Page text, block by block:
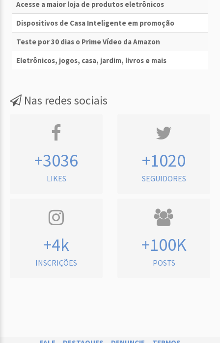
Acesse a maior loja de produtos eletrônicos
Dispositivos de Casa Inteligente em promoção
Teste por 30 dias o Prime Vídeo da Amazon
Eletrônicos, jogos, casa, jardim, livros e mais
Nas redes sociais
+3036
LIKES
+1020
SEGUIDORES
+4k
INSCRIÇÕES
+100K
POSTS